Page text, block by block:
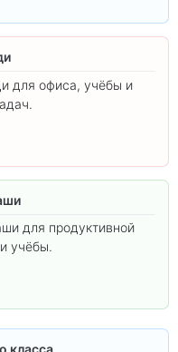
для офиса, учёбы и
для продуктивной
учёбы.
класса